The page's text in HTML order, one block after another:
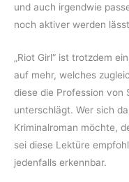
und auch irgendwie
noch aktiver werden
„Riot Girl“ ist trotzdem
auf mehr, welches
diese die Profession von
unterschlägt. Wer sich
Kriminalroman möchte,
sei diese Lektüre
jedenfalls erkennbar.